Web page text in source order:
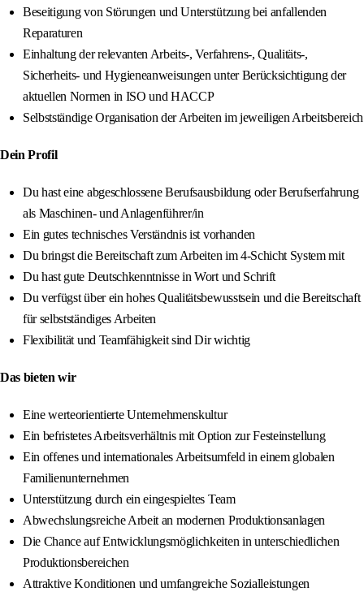
Beseitigung von Störungen und Unterstützung bei anfallenden
Reparaturen
Einhaltung der relevanten Arbeits-, Verfahrens-, Qualitäts-,
Sicherheits- und Hygieneanweisungen unter Berücksichtigung der
aktuellen Normen in ISO und HACCP
Selbstständige Organisation der Arbeiten im jeweiligen Arbeitsbereich
Dein Profil
Du hast eine abgeschlossene Berufsausbildung oder Berufserfahrung
als Maschinen- und Anlagenführer/in
Ein gutes technisches Verständnis ist vorhanden
Du bringst die Bereitschaft zum Arbeiten im 4-Schicht System mit
Du hast gute Deutschkenntnisse in Wort und Schrift
Du verfügst über ein hohes Qualitätsbewusstsein und die Bereitschaft
für selbstständiges Arbeiten
Flexibilität und Teamfähigkeit sind Dir wichtig
Das bieten wir
Eine werteorientierte Unternehmenskultur
Ein befristetes Arbeitsverhältnis mit Option zur Festeinstellung
Ein offenes und internationales Arbeitsumfeld in einem globalen
Familienunternehmen
Unterstützung durch ein eingespieltes Team
Abwechslungsreiche Arbeit an modernen Produktionsanlagen
Die Chance auf Entwicklungsmöglichkeiten in unterschiedlichen
Produktionsbereichen
Attraktive Konditionen und umfangreiche Sozialleistungen